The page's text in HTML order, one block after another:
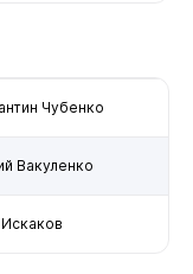
Чубенко
Вакуленко